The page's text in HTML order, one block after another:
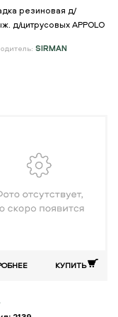
резиновая д/
д/цитрусовых APPOLO
SIRMAN
КУПИТЬ